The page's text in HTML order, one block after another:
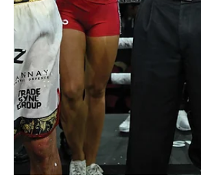
Deportes
Coachella Manchester,
Coachella Manchester, campeón Div. 2012